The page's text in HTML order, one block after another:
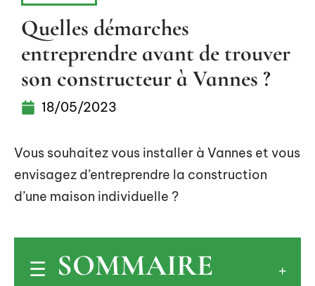
Quelles démarches
entreprendre avant de trouver
son constructeur à Vannes ?
18/05/2023
Vous souhaitez vous installer à Vannes et vous
envisagez d’entreprendre la construction
d’une maison individuelle ?
SOMMAIRE